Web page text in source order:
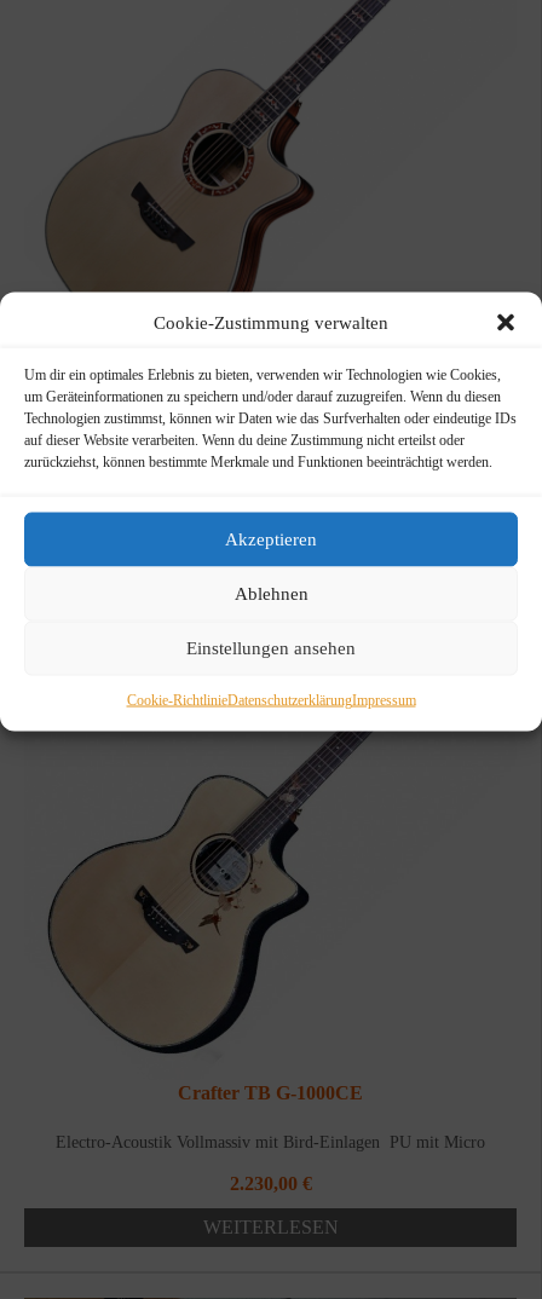
Cookie-Zustimmung verwalten
Um dir ein optimales Erlebnis zu bieten, verwenden wir Technologien wie Cookies,
um Geräteinformationen zu speichern und/oder darauf zuzugreifen. Wenn du diesen
Technologien zustimmst, können wir Daten wie das Surfverhalten oder eindeutige IDs
auf dieser Website verarbeiten. Wenn du deine Zustimmung nicht erteilst oder
zurückziehst, können bestimmte Merkmale und Funktionen beeinträchtigt werden.
Akzeptieren
Ablehnen
Einstellungen ansehen
Cookie-RichtlinieDatenschutzerklärungImpressum
Crafter STG G22CE
Grand Auditorium Macassar-Palisander mass.Fichte L.R.Baggs
699,00€
WEITERLESEN
Crafter TB G-1000CE
Electro-Acoustik Vollmassiv mit Bird-Einlagen PU mit Micro
2.230,00 €
WEITERLESEN